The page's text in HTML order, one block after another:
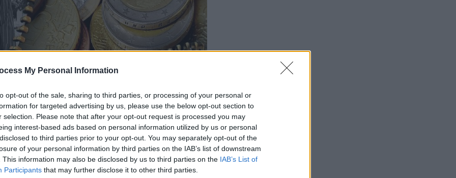
My Personal Information
opt-out of the sale, sharing to third parties, or processing of your personal or
for targeted advertising by us, please use the below opt-out section to
selection. Please note that after your opt-out request is processed you may
interest-based ads based on personal information utilized by us or personal
to third parties prior to your opt-out. You may separately opt-out of the
of your personal information by third parties on the IAB’s list of downstream
This information may also be disclosed by us to third parties on the IAB’s List of
Participants that may further disclose it to other third parties.